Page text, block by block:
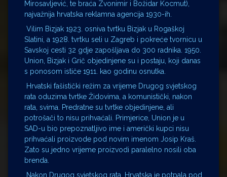
Mirosavljević , te braća Zvonimir i Božidar Kocmut),
najvažnija hrvatska reklamna agencija 1930-ih.
Vilim Bizjak 1923. osniva tvrtku Bizjak u Rogaškoj
Slatini, a 1928. tvrtku seli u Zagreb i pokreće tvornicu u
Savskoj cesti 32 gdje zapošljava do 300 radnika. 1950.
Union, Bizjak i Grič objedinjene su i postaju, koji danas
s ponosom ističe 1911. kao godinu osnutka.
Hrvatski fašistički režim za vrijeme Drugog svjetskog
rata oduzima tvrtke Židovima, a komunistički, nakon
rata, svima. Predratne su tvrtke objedinjene, ali
potrošači to nisu prihvaćali. Primjerice, Union je u
SAD-u bio prepoznatljivo ime i američki kupci nisu
prihvaćali proizvode pod novim imenom Josip Kraš.
Zato su jedno vrijeme proizvodi paralelno nosili oba
brenda.
Nakon Drugog svjetskog rata, Hrvatska je potpala pod